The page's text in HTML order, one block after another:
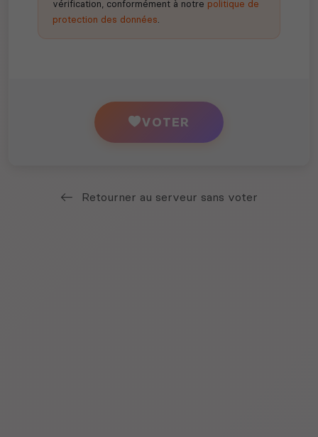
vérification, conformément à notre politique de
protection des données.
VOTER
Retourner au serveur sans voter